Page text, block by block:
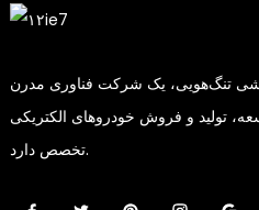
تنگ‌هویی، یک شرکت فناوری مدرن
تولید و فروش خودروهای الکتریکی
تخصص دارد.